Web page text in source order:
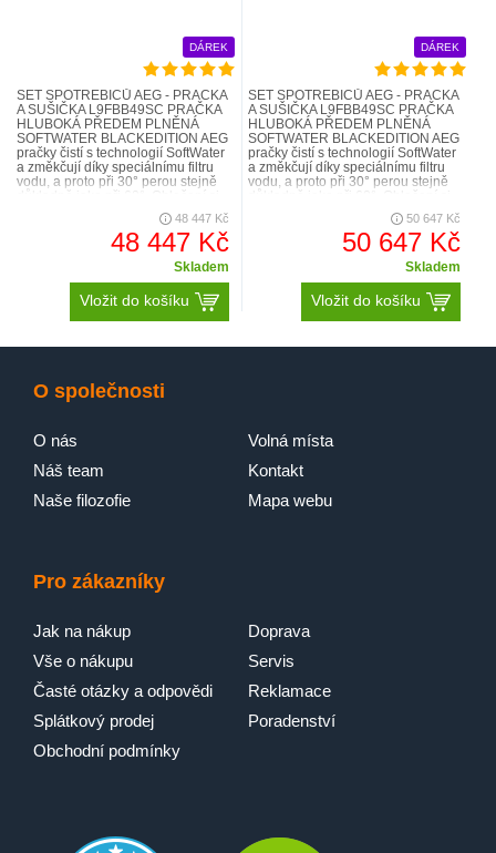
DÁREK
SET SPOTŘEBIČŮ AEG - PRAČKA
A SUŠIČKA L9FBB49SC PRAČKA
HLUBOKÁ PŘEDEM PLNĚNÁ
SOFTWATER BLACKEDITION AEG
pračky čistí s technologií SoftWater
a změkčují díky speciálnímu filtru
vodu, a proto při 30° perou stejně
déle zachová svůj tvar i..
48 447 Kč
48 447 Kč
Skladem
Vložit do košíku
DÁREK
SET SPOTŘEBIČŮ AEG - PRAČKA
A SUŠIČKA L9FBB49SC PRAČKA
HLUBOKÁ PŘEDEM PLNĚNÁ
SOFTWATER BLACKEDITION AEG
pračky čistí s technologií SoftWater
a změkčují díky speciálnímu filtru
vodu, a proto při 30° perou stejně
déle zachová svůj tvar i..
50 647 Kč
50 647 Kč
Skladem
Vložit do košíku
O společnosti
O nás
Náš team
Naše filozofie
Volná místa
Kontakt
Mapa webu
Pro zákazníky
Jak na nákup
Vše o nákupu
Časté otázky a odpovědi
Splátkový prodej
Obchodní podmínky
Doprava
Servis
Reklamace
Poradenství